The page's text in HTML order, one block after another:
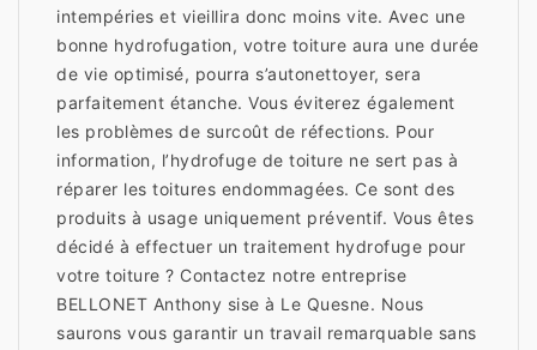
intempéries et vieillira donc moins vite. Avec une
bonne hydrofugation, votre toiture aura une durée
de vie optimisé, pourra s’autonettoyer, sera
parfaitement étanche. Vous éviterez également
les problèmes de surcoût de réfections. Pour
information, l’hydrofuge de toiture ne sert pas à
réparer les toitures endommagées. Ce sont des
produits à usage uniquement préventif. Vous êtes
décidé à effectuer un traitement hydrofuge pour
votre toiture ? Contactez notre entreprise
BELLONET Anthony sise à Le Quesne. Nous
saurons vous garantir un travail remarquable sans